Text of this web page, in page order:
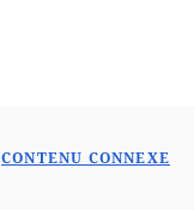
CONTENU CONNEXE